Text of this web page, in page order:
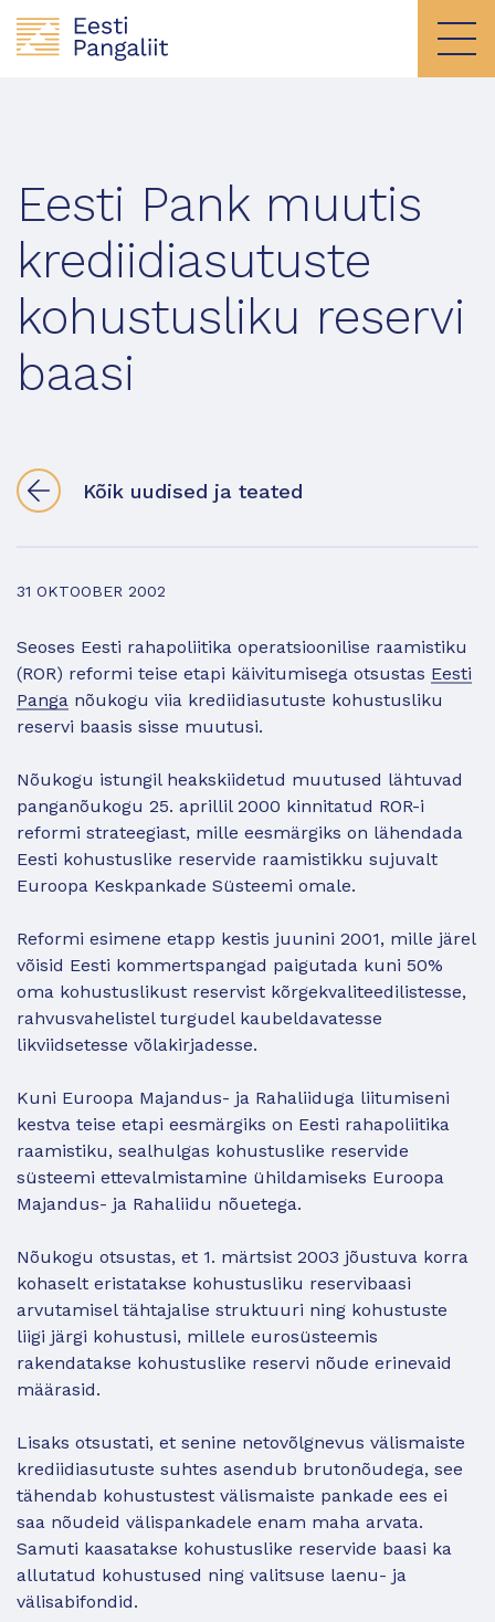
Eesti Pank muutis
krediidiasutuste
kohustusliku reservi
baasi
Kõik uudised ja teated
31 OKTOOBER 2002
Seoses Eesti rahapoliitika operatsioonilise raamistiku
(ROR) reformi teise etapi käivitumisega otsustas Eesti
Panga nõukogu viia krediidiasutuste kohustusliku
reservi baasis sisse muutusi.
Nõukogu istungil heakskiidetud muutused lähtuvad
panganõukogu 25. aprillil 2000 kinnitatud ROR-i
reformi strateegiast, mille eesmärgiks on lähendada
Eesti kohustuslike reservide raamistikku sujuvalt
Euroopa Keskpankade Süsteemi omale.
Reformi esimene etapp kestis juunini 2001, mille järel
võisid Eesti kommertspangad paigutada kuni 50%
oma kohustuslikust reservist kõrgekvaliteedilistesse,
rahvusvahelistel turgudel kaubeldavatesse
likviidsetesse võlakirjadesse.
Kuni Euroopa Majandus- ja Rahaliiduga liitumiseni
kestva teise etapi eesmärgiks on Eesti rahapoliitika
raamistiku, sealhulgas kohustuslike reservide
süsteemi ettevalmistamine ühildamiseks Euroopa
Majandus- ja Rahaliidu nõuetega.
Nõukogu otsustas, et 1. märtsist 2003 jõustuva korra
kohaselt eristatakse kohustusliku reservibaasi
arvutamisel tähtajalise struktuuri ning kohustuste
liigi järgi kohustusi, millele eurosüsteemis
rakendatakse kohustuslike reservi nõude erinevaid
määrasid.
Lisaks otsustati, et senine netovõlgnevus välismaiste
krediidiasutuste suhtes asendub brutonõudega, see
tähendab kohustustest välismaiste pankade ees ei
saa nõudeid välispankadele enam maha arvata.
Samuti kaasatakse kohustuslike reservide baasi ka
allutatud kohustused ning valitsuse laenu- ja
välisabifondid.